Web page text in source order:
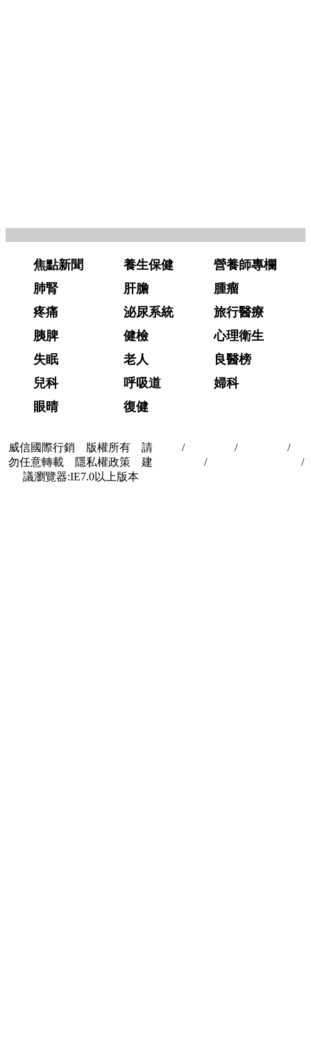
焦點新聞 養生保健
營養師專欄
肺腎
肝膽
腫瘤
疼痛
泌尿系統
旅行醫療
胰脾
健檢
心理衛生
失眠
老人
良醫榜
兒科
呼吸道
婦科
眼晴
復健
威信國際行銷 版權所有 請
勿任意轉載 隱私權政策 建
議瀏覽器:IE7.0以上版本
/ / /
/
/